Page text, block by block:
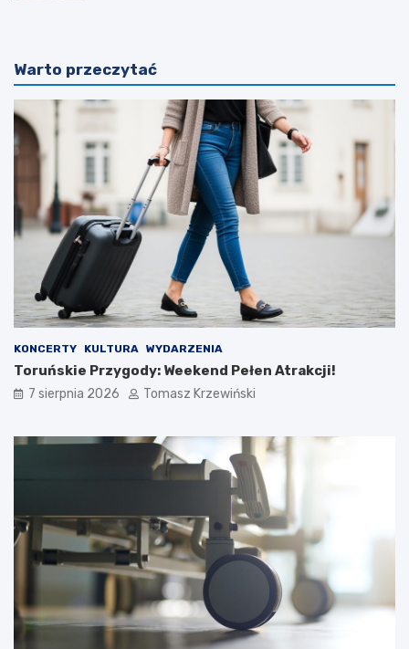
Warto przeczytać
KONCERTY KULTURA WYDARZENIA
Toruńskie Przygody: Weekend Pełen Atrakcji!
7 sierpnia 2026 Tomasz Krzewiński